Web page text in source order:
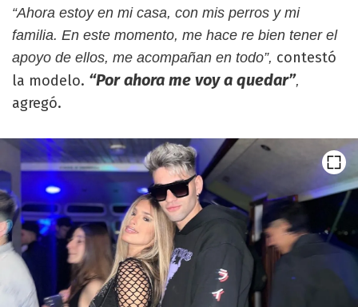
“Ahora estoy en mi casa, con mis perros y mi
familia. En este momento, me hace re bien tener el
apoyo de ellos, me acompañan en todo”, contestó
la modelo. “Por ahora me voy a quedar”,
agregó.